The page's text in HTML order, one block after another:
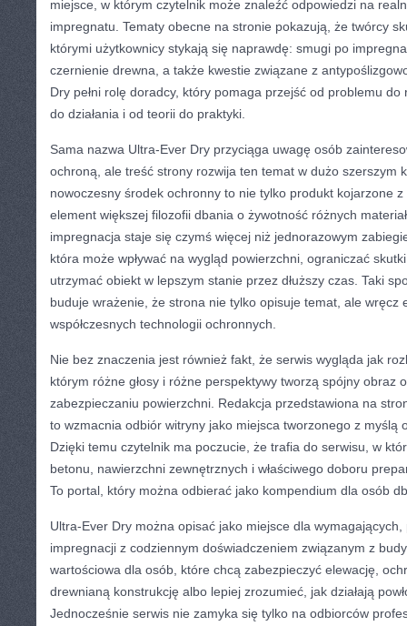
miejsce, w którym czytelnik może znaleźć odpowiedzi na
impregnatu. Tematy obecne na stronie pokazują, że twórcy
którymi użytkownicy stykają się naprawdę: smugi po
czernienie drewna, a także kwestie związane z
Dry pełni rolę doradcy, który pomaga przejść od problemu
do działania i od teorii do praktyki.
Sama nazwa Ultra-Ever Dry przyciąga uwagę osób
ochroną, ale treść strony rozwija ten temat w dużo szerszym
nowoczesny środek ochronny to nie tylko produkt kojarzone
element większej filozofii dbania o żywotność różnych
impregnacja staje się czymś więcej niż jednorazowym
która może wpływać na wygląd powierzchni, ograniczać
utrzymać obiekt w lepszym stanie przez dłuższy czas. Taki
buduje wrażenie, że strona nie tylko opisuje temat, ale wręcz
współczesnych technologii ochronnych.
Nie bez znaczenia jest również fakt, że serwis wygląda jak
którym różne głosy i różne perspektywy tworzą spójny obraz
zabezpieczaniu powierzchni. Redakcja przedstawiona na
to wzmacnia odbiór witryny jako miejsca tworzonego z myślą
Dzięki temu czytelnik ma poczucie, że trafia do serwisu, w
betonu, nawierzchni zewnętrznych i właściwego doboru
To portal, który można odbierać jako kompendium dla osób
Ultra-Ever Dry można opisać jako miejsce dla wymagających,
impregnacji z codziennym doświadczeniem związanym z
wartościowa dla osób, które chcą zabezpieczyć elewację,
drewnianą konstrukcję albo lepiej zrozumieć, jak działają
Jednocześnie serwis nie zamyka się tylko na odbiorców